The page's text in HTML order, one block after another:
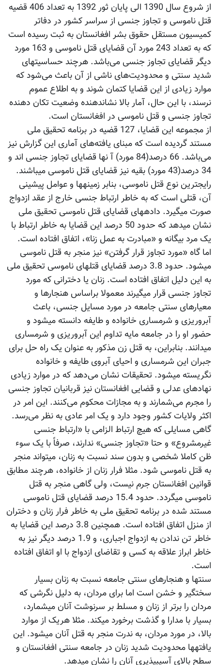
از شروع سال 1390 الی‌ پایان ثور 1392 به تعداد 406 قضیه
قتل‏ ناموسی و تجاوز جنسی از سراسر کشور در دفاتر
کمیسیون مستقل حقوق بشر افغانستان به ثبت رسیده است
که به تعداد 243 مورد آن قضایای قتل ناموسی و 163 مورد
دیگر قضایای تجاوز جنسی‌ می‌باشد. هرچند حساسیت‏های
شدید سنتی و محدودیت‌های ناشی از آن باعث می‌شود که
موارد زیادی از این قضایا کتمان شوند و به اطلاع عموم
نرسند، با این حال، آمار بالا نشان‫دهنده وضعیت تکان دهنده
تجاوز جنسی و قتل ناموسی در افغانستان است.
از مجموعه این قضایا، 127 قضیه در برنامه تحقیق ملی
مستند گردیده است که مبنای یافته‌های آماری این گزارش نیز
می‌باشد. 66 درصد(84 مورد) آ ن‫ها قضایای تجاوز جنسی اند و
34 درصد(43 مورد) بقیه نیز قضایای قتل ناموسی می‫باشند.
رایج‫ترین نوع قتل ناموسی، بنابر زمینه‫ها و عوامل پیشینی
آن، قتلی است که به خاطر ارتباط جنسی خارج از عقد ازدواج
صورت می‫گیرد. داده‫های قضایای قتل ناموسی تحقیق ملی
نشان می‫دهد که حدود 50 درصد این قضایا به خاطر ارتباط با
یک مرد بیگانه و «مبادرت به عمل زنا»، اتفاق افتاده است.
اما گاه «مورد تجاوز قرار گرفتن» نیز منجر به قتل ناموسی
می‫شود. حدود 3.8 درصد قضایای قتل‫های ناموسی تحقیق ملی
به این دلیل اتفاق افتاده است. زنان یا دخترانی که مورد
تجاوز جنسی قرار می‫گیرند معمولا براساس هنجارها و
معیارهای سنتی جامعه در مورد مسایل جنسی، باعث
آبروریزی و شرمساری خانواده و طایفه دانسته می‫شود و
حضور او را در جامعه مایه تداوم این آبروریزی و شرمساری
می‫دانند. بنابراین، به قتل زن مذکور به عنوان یک راه حل برای
جبران این شرمساری و احیای آبروی طایفه و خانواده
نگریسته می‫شود. تحقیقات نشان می‌دهد که در موارد زیادی
نهادهای عدلی و قضایی افغانستان نیز قربانیان تجاوز جنسی
را مجرم می‌شمارند و به مجازات محکوم می‌کنند. این امر در
اکثر ولایات کشور وجود دارد و یک امر عادی به نظر می‌رسد.
گاهی مسایلی که هیچ ارتباط الزامی با «ارتباط جنسی
غیرمشروع» و حتا «تجاوز جنسی» ندارند، صرفاً با یک سوء
ظن کاملا شخصی و بدون سند نسبت به زنان، می‫تواند منجر
به قتل ناموسی شود. مثلا فرار زنان از خانواده، هرچند مطابق
قوانین افغانستان جرم نیست، ولی گاهی منجر به قتل
ناموسی می‫گردد. حدود 15.4 درصد قضایای قتل ناموسی
مستند شده در برنامه تحقیق ملی به خاطر فرار زنان و دختران
از منزل اتفاق افتاده است. همچنین 3.8 درصد این قضایا به
خاطر تن ندادن به ازدواج اجباری، و 1.9 درصد دیگر نیز به
خاطر ابراز علاقه به کسی و تقاضای ازدواج با او اتفاق افتاده
است.
سنت‫ها و هنجارهای سنتی جامعه نسبت به زنان بسیار
سختگیر و خشن است اما برای مردان، به دلیل نگرشی که
مردان را برتر از زنان و مسلط بر سرنوشت آنان می‫شمارد،
بسیار با مدارا و گذشت برخورد می‫کند. مثلا هریک از موارد
بالا، در مورد مردان، به ندرت منجر به قتل آنان می‫شود. این
یافته‫ها محدودیت شدید زنان در جامعه سنتی افغانستان و
سطح بالای آسیب‫پذیری آنان را نشان می‫دهد.